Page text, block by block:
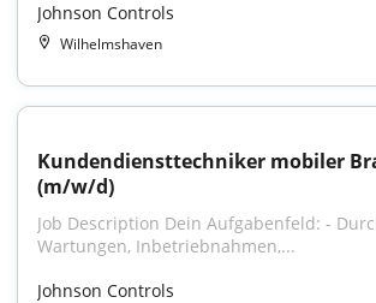
Johnson Controls
Wilhelmshaven
Kundendiensttechniker mobiler
(m/w/d)
Job Description Dein Aufgabenfeld: -
Wartungen, Inbetriebnahmen,...
Johnson Controls